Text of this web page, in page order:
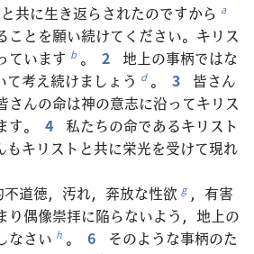
え
る
で
開
く）
共に生き返らされたのですから a
ことを願い続けてください。キリス
ています b 。 2
地上の事柄ではな
て考え続けましょう d 。 3
皆さん
さんの命は神の意志に沿ってキリス
。
4 私たちの命であるキリスト
もキリストと共に栄光を受けて現れ
道徳，汚れ，奔放な性欲 g ，有害
り偶像崇拝に陥らないよう，地上の
なさい h 。 6
そのような事柄のた